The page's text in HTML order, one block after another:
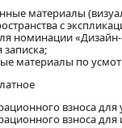
материалы
с
номинации
записка;
материалы по
взноса
взноса